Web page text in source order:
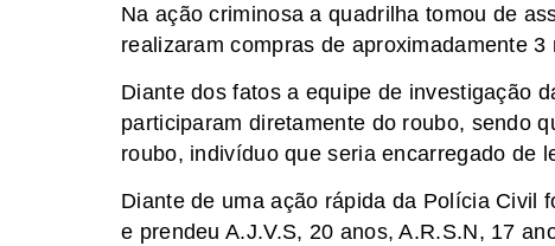
Na ação criminosa a quadrilha tomou de
realizaram compras de aproximadamente
Diante dos fatos a equipe de investigação
participaram diretamente do roubo, sendo
roubo, indivíduo que seria encarregado de
Diante de uma ação rápida da Polícia Civil
e prendeu A.J.V.S, 20 anos, A.R.S.N, 17